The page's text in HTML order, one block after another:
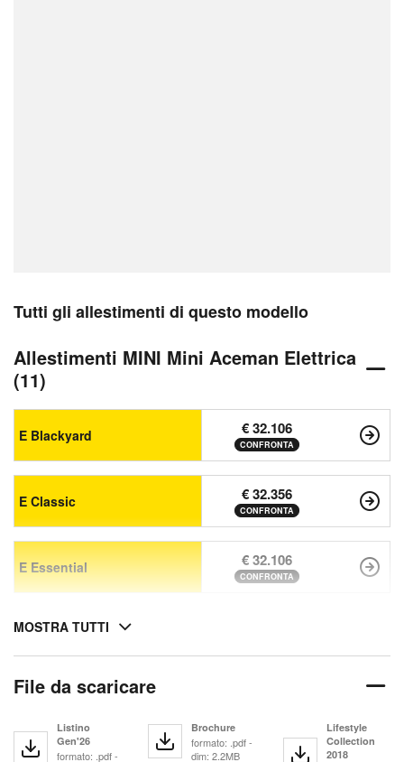
Tutti gli allestimenti di questo modello
Allestimenti MINI Mini Aceman Elettrica
(11)
E Blackyard € 32.106
CONFRONTA
E Classic € 32.356
CONFRONTA
E Essential € 32.106
CONFRONTA
MOSTRA TUTTI
File da scaricare
Listino
Gen'26
formato: .pdf -
Brochure
formato: .pdf -
dim: 2.2MB
Lifestyle
Collection
2018